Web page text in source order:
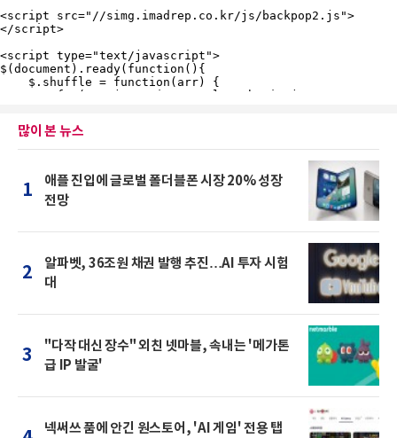
많이 본 뉴스
1
애플 진입에 글로벌 폴더블폰 시장 20% 성장
전망
2
알파벳, 36조원 채권 발행 추진…AI 투자 시험
대
3
"다작 대신 장수" 외친 넷마블, 속내는 '메가톤
급 IP 발굴'
넥써쓰 품에 안긴 원스토어, 'AI 게임' 전용 탭